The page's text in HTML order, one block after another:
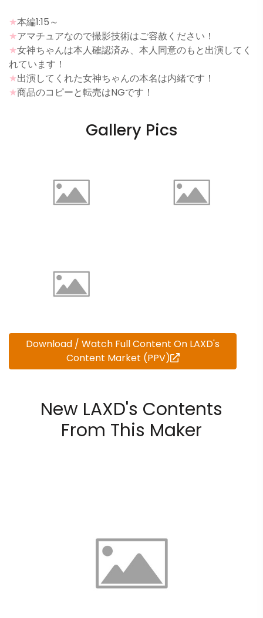
★本編1:15～
★アマチュアなので撮影技術はご容赦ください！
★女神ちゃんは本人確認済み、本人同意のもと出演してく
れています！
★出演してくれた女神ちゃんの本名は内緒です！
★商品のコピーと転売はNGです！
Gallery Pics
Download / Watch Full Content On LAXD's
Content Market (PPV)
New LAXD's Contents
From This Maker